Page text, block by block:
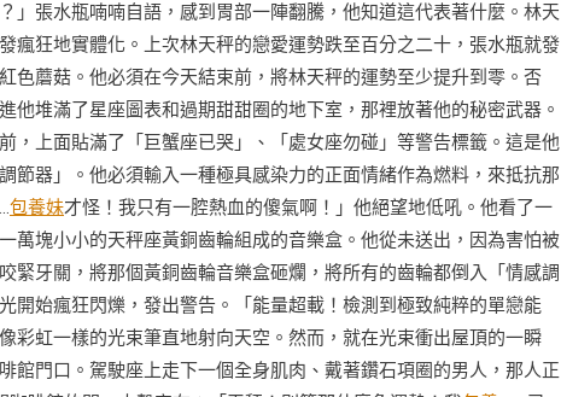
」張水瓶喃喃自語，感到胃部一陣翻騰，他知道這代表著什麼。林天
瘋狂地實體化。上次林天秤的戀愛運勢跌至百分之二十，張水瓶就發
色蘑菇。他必須在今天結束前，將林天秤的運勢至少提升到零。否
堆滿了星座圖表和過期甜甜圈的地下室，那裡放著他的秘密武器。
，上面貼滿了「巨蟹座已哭」、「處女座勿碰」等警告標籤。這是他
節器」。他必須輸入一種極具感染力的正面情緒作為燃料，來抵抗那
包養妹才怪！我只有一腔熱血的傻氣啊！」他絕望地低吼。他看了一
萬塊小小的天秤座黃銅齒輪組成的音樂盒。他從未送出，因為害怕被
咬緊牙關，將那個黃銅齒輪音樂盒砸爛，將所有的齒輪都倒入「情感調
開始瘋狂閃爍，發出警告。「能量超載！檢測到極致純粹的單戀能
彩虹一樣的光束筆直地射向天空。然而，就在光束衝出屋頂的一瞬
館門口。駕駛座上走下一個全身肌肉、戴著鑽石項圈的男人，那人正